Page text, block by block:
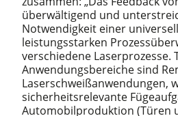
überwältigend und
Notwendigkeit einer
leistungsstarken
verschiedene Laserprozesse.
Anwendungsbereiche sind
Laserschweißanwendungen,
sicherheitsrelevante
Automobilproduktion (Türen